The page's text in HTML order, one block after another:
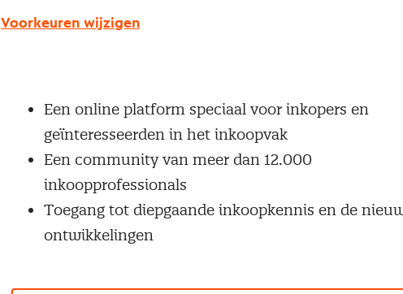
Nog geen Nevi account?
Een online platform speciaal voor inkopers en
geïnteresseerden in het inkoopvak
Een community van meer dan 12.000
inkoopprofessionals
Toegang tot diepgaande inkoopkennis en de
ontwikkelingen
Voorkeuren wijzigen